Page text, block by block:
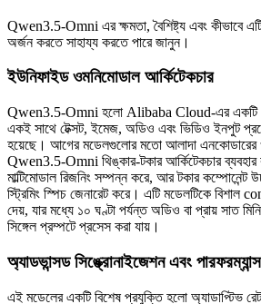
Qwen3.5-Omni এর ক্ষমতা, বৈশিষ্ট্য এবং কীভাবে
অর্জন করতে সাহায্য করতে পারে জানুন।
ইউনিফাইড ওমনিমোডাল আর্কিটেকচার
Qwen3.5-Omni হলো Alibaba Cloud-এর একটি
একই সাথে টেক্সট, ইমেজ, অডিও এবং ভিডিও ইনপুট
হয়েছে। আগের মডেলগুলোর মতো আলাদা এনকোডারের
Qwen3.5-Omni থিঙ্কার-টকার আর্কিটেকচার ব্যবহার
মাল্টিমোডাল রিজনিং সম্পন্ন করে, আর টকার কম্পোনেন্ট
স্ট্রিমিং স্পিচ জেনারেট করে। এটি মডেলটিকে বিশাল
দেয়, যার মধ্যে ১০ ঘণ্টা পর্যন্ত অডিও বা প্রায় সাত
সিঙ্গেল প্রম্পটে প্রসেস করা যায়।
অ্যাডভান্সড সিঙ্ক্রোনাইজেশন এবং পারফরম্যান্স
এই মডেলের একটি বিশেষ প্রযুক্তি হলো অ্যাডাপ্টিভ রেট